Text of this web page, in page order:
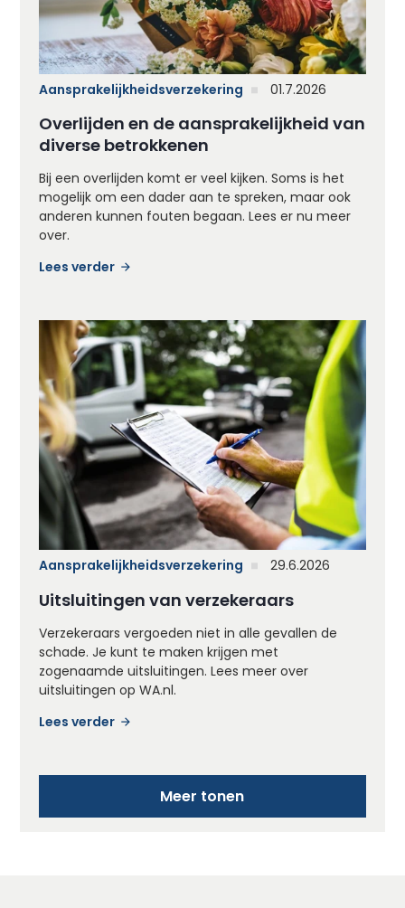
Aansprakelijkheidsverzekering 01.7.2026
Overlijden en de aansprakelijkheid van
diverse betrokkenen
Bij een overlijden komt er veel kijken. Soms is het
mogelijk om een dader aan te spreken, maar ook
anderen kunnen fouten begaan. Lees er nu meer
over.
Lees verder
Aansprakelijkheidsverzekering 29.6.2026
Uitsluitingen van verzekeraars
Verzekeraars vergoeden niet in alle gevallen de
schade. Je kunt te maken krijgen met
zogenaamde uitsluitingen. Lees meer over
uitsluitingen op WA.nl.
Lees verder
Meer tonen